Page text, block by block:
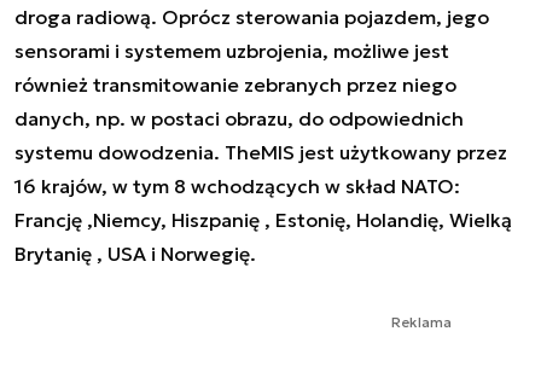
droga radiową. Oprócz sterowania pojazdem, jego
sensorami i systemem uzbrojenia, możliwe jest
również transmitowanie zebranych przez niego
danych, np. w postaci obrazu, do odpowiednich
systemu dowodzenia. TheMIS jest użytkowany przez
16 krajów, w tym 8 wchodzących w skład NATO:
Francję ,Niemcy, Hiszpanię , Estonię, Holandię, Wielką
Brytanię , USA i Norwegię.
Reklama